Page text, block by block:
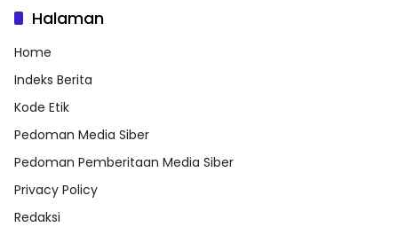
Halaman
Home
Indeks Berita
Kode Etik
Pedoman Media Siber
Pedoman Pemberitaan Media Siber
Privacy Policy
Redaksi